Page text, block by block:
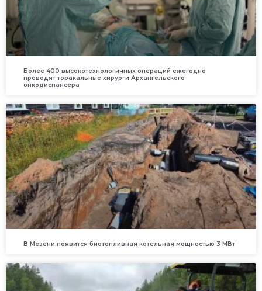
Более 400 высокотехнологичных операций ежегодно
проводят торакальные хирурги Архангельского
онкодиспансера
В Мезени появится биотопливная котельная мощностью 3 МВт